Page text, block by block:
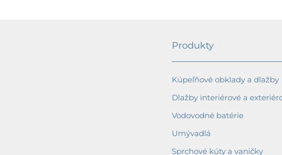
Produkty
Kúpeľňové obklady a dlažby
Dlažby interiérové a
Vodovodné batérie
Umývadlá
Sprchové kúty a vaničky